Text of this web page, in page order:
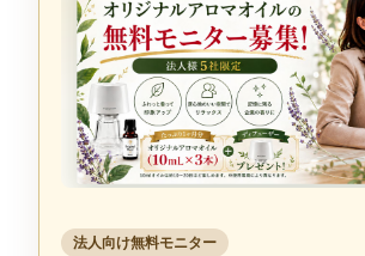
法人向け無料モニター